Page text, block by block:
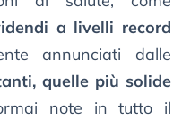
a livelli record
annunciati dalle
quelle più solide
note in tutto il